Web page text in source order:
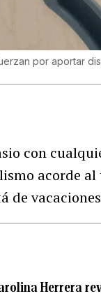
por aportar
con
acorde
de
Herrera